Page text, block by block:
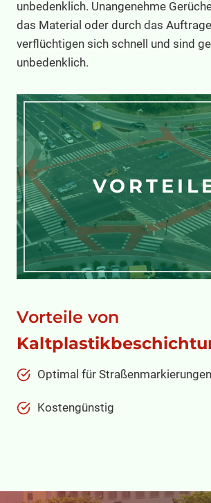
unbedenklich. Unangenehme
das Material oder durch das
verflüchtigen sich schnell und sind
unbedenklich.
Vorteile von
Optimal für Straßenmarkierungen
Kostengünstig